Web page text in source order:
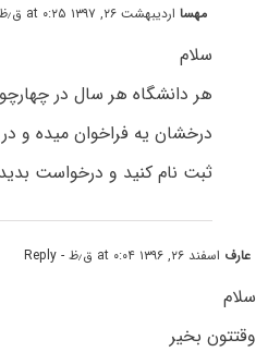
مهسااردیبهشت ۲۶, ۱۳۹۷ at ۰:۲۵ ق٫ظ
سلام
هر دانشگاه هر سال در
درخشان یه فراخوان میده و در
ثبت نام کنید و درخواست
عارف اسفند ۲۶, ۱۳۹۶ at ۰:۰۴ ق٫ظ - Reply
سلام
وقتتون بخیر